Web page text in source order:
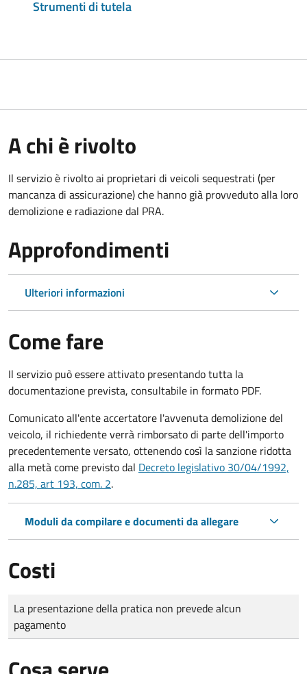
Strumenti di tutela
A chi è rivolto
Il servizio è rivolto ai proprietari di veicoli sequestrati (per
mancanza di assicurazione) che hanno già provveduto alla loro
demolizione e radiazione dal PRA.
Approfondimenti
Ulteriori informazioni
Come fare
Il servizio può essere attivato presentando tutta la
documentazione prevista, consultabile in formato PDF.
Comunicato all'ente accertatore l'avvenuta demolizione del
veicolo, il richiedente verrà rimborsato di parte dell'importo
precedentemente versato, ottenendo così la sanzione ridotta
alla metà come previsto dal Decreto legislativo 30/04/1992,
n.285, art 193, com. 2.
Moduli da compilare e documenti da allegare
Costi
Tipo di pagamento
Importo
La presentazione della pratica non prevede alcun
pagamento